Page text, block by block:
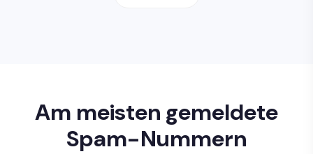
Am meisten gemeldete
Spam-Nummern